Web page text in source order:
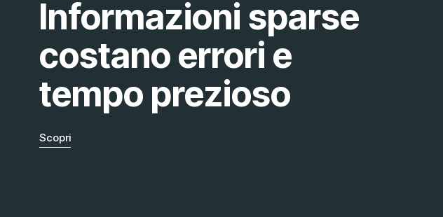
Informazioni sparse
costano errori e
tempo prezioso
Scopri